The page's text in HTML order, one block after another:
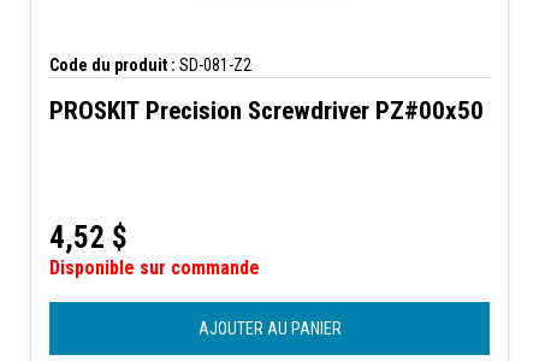
Code du produit : SD-081-Z2
PROSKIT Precision Screwdriver PZ#00x50
4,52 $
Disponible sur commande
AJOUTER AU PANIER